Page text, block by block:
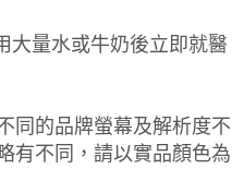
大量水或牛奶後立即就醫
同的品牌螢幕及解析度不
有不同，請以實品顏色為